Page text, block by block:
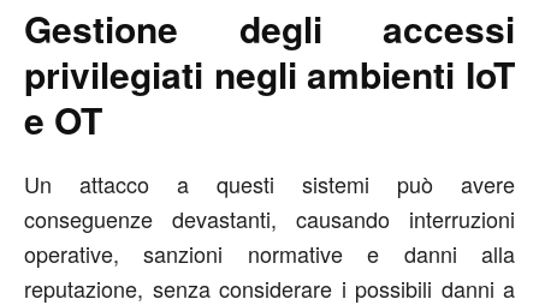
Gestione degli accessi
privilegiati negli ambienti IoT
e OT
Un attacco a questi sistemi può avere
conseguenze devastanti, causando interruzioni
operative, sanzioni normative e danni alla
reputazione, senza considerare i possibili danni a